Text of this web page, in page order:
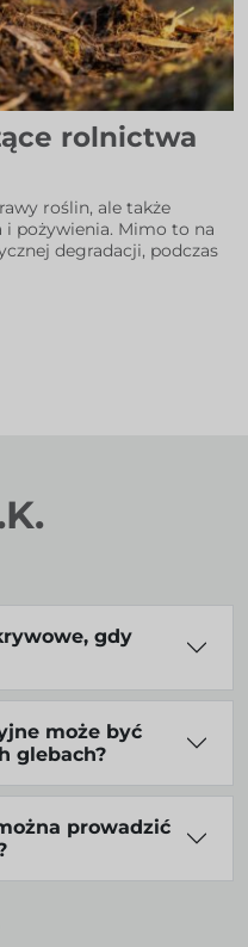
rolnictwa
roślin, ale także
i pożywienia. Mimo to na
degradacji, podczas
gdy
może być
glebach?
prowadzić